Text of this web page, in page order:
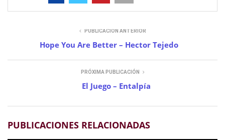
PUBLICACIÓN ANTERIOR
Hope You Are Better – Hector Tejedo
PRÓXIMA PUBLICACIÓN
El Juego – Entalpía
PUBLICACIONES RELACIONADAS